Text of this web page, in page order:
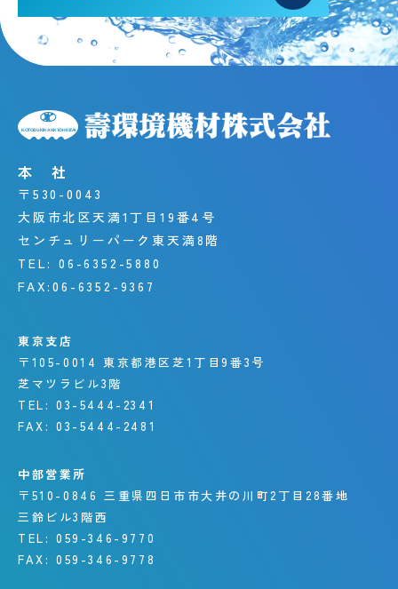
本 社
〒530-0043
大阪市北区天満1丁目19番4号
センチュリーパーク東天満8階
TEL: 06-6352-5880
FAX:06-6352-9367
東京支店
〒105-0014 東京都港区芝1丁目9番3号
芝マツラビル3階
TEL: 03-5444-2341
FAX: 03-5444-2481
中部営業所
〒510-0846 三重県四日市市大井の川町 2丁目28番地
三鈴ビル3階西
TEL: 059-346-9770
FAX: 059-346-9778